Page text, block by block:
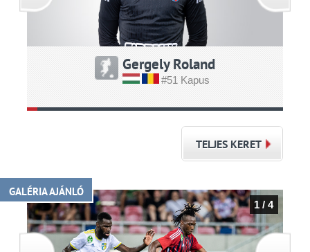
Gergely Roland
#51 Kapus
TELJES KERET
GALÉRIA AJÁNLÓ
1 / 4